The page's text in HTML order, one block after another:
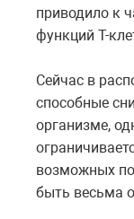
приводило к
функций Т-
Сейчас в
способные
организме,
возможных
быть весьма